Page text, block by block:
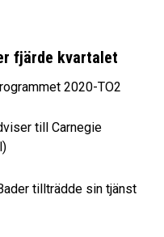
fjärde kvartalet
2020-TO2
till Carnegie
tillträdde sin tjänst